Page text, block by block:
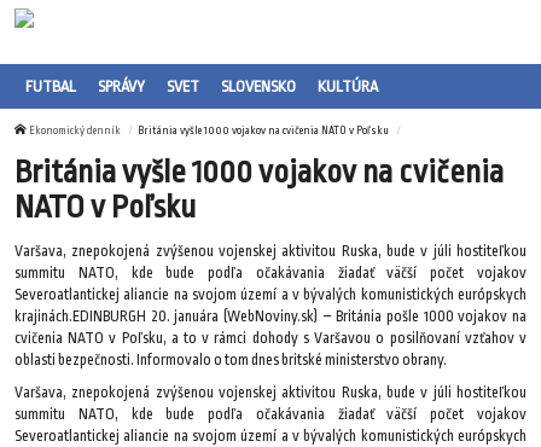
FUTBAL SPRÁVY SVET SLOVENSKO KULTÚRA
Ekonomický denník Británia vyšle 1000 vojakov na cvičenia NATO v Poľsku
Británia vyšle 1000 vojakov na cvičenia
NATO v Poľsku
Varšava, znepokojená zvýšenou vojenskej aktivitou Ruska, bude v júli hostiteľkou
summitu NATO, kde bude podľa očakávania žiadať väčší počet vojakov
Severoatlantickej aliancie na svojom území a v bývalých komunistických európskych
krajinách.EDINBURGH 20. januára (WebNoviny.sk) – Británia pošle 1000 vojakov na
cvičenia NATO v Poľsku, a to v rámci dohody s Varšavou o posilňovaní vzťahov v
oblasti bezpečnosti. Informovalo o tom dnes britské ministerstvo obrany.
Varšava, znepokojená zvýšenou vojenskej aktivitou Ruska, bude v júli hostiteľkou
summitu NATO, kde bude podľa očakávania žiadať väčší počet vojakov
Severoatlantickej aliancie na svojom území a v bývalých komunistických európskych